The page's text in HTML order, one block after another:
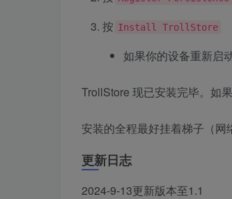
按 Install TrollStore
如果你的设备重新启
TrollStore 现已安装完毕。如
安装的全程最好挂着梯子（网
更新日志
2024-9-13更新版本至1.1